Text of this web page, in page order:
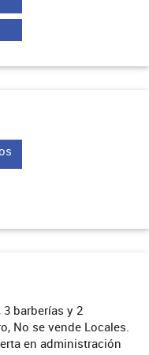
barberías y 2
No se vende Locales.
en administración